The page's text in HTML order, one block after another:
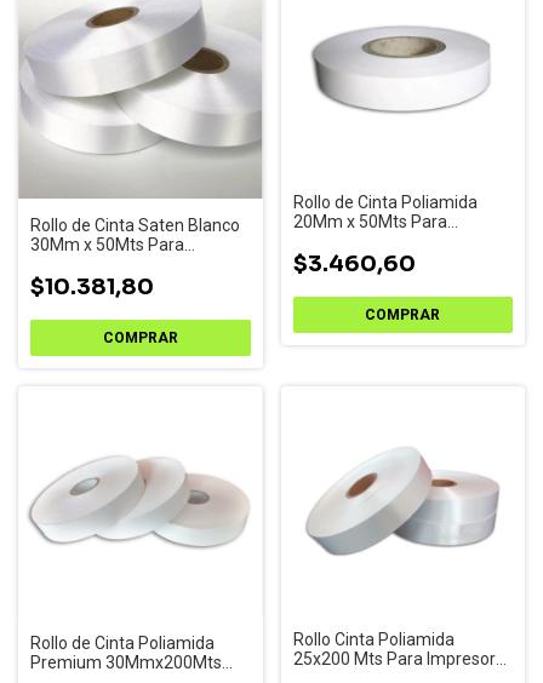
Rollo de Cinta Saten Blanco
30Mm x 50Mts Para
$10.381,80
Rollo de Cinta Poliamida
20Mm x 50Mts Para
$3.460,60
Rollo de Cinta Poliamida
Premium 30Mmx200Mts
Rollo Cinta Poliamida
25x200 Mts Para Impresora